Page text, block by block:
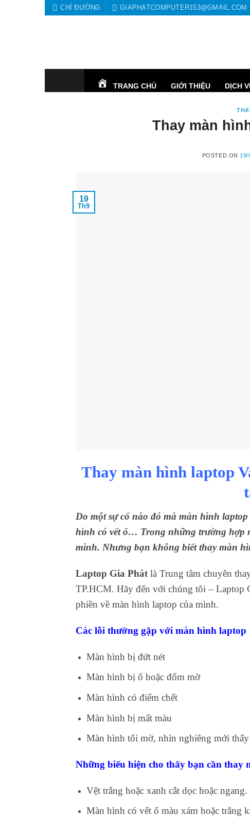
SkipCHỈ ĐƯỜNG GIAPHATCOMPUTER153@GMAIL.COM
TRANG CHỦ GIỚI THIỆU DỊCH
Thay màn
POSTED ON 19/
19
Th9
Thay màn hình laptop
Do một sự cố nào đó mà màn hình
hình có vết ố… Trong những trường hợp
mình. Nhưng bạn không biết thay màn
Laptop Gia Phát là Trung tâm chuyên
TP.HCM. Hãy đến với chúng tôi – Laptop
phiền về màn hình laptop của mình.
Các lỗi thường gặp với màn hình laptop
Màn hình bị đứt nét
Màn hình bị ố hoặc đốm mờ
Màn hình có điểm chết
Màn hình bị mất màu
Màn hình tối mờ, nhìn nghiêng mới thấy
Những biểu hiện cho thấy bạn cần thay
Vệt trắng hoặc xanh cắt dọc hoặc ngang.
Màn hình có vết ố màu xám hoặc trắng